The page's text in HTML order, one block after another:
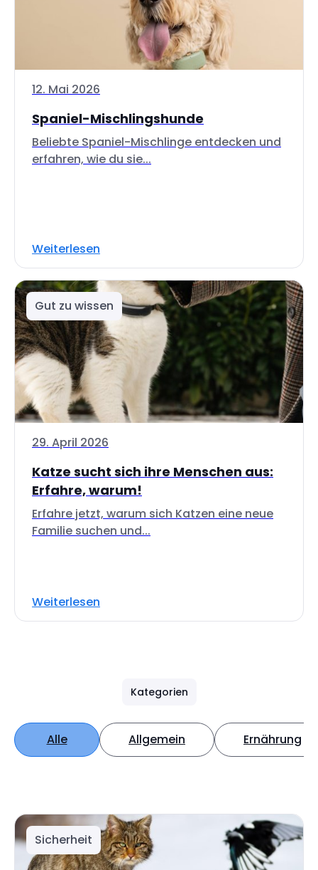
12. Mai 2026
Spaniel-Mischlingshunde
Beliebte Spaniel-Mischlinge entdecken und
erfahren, wie du sie...
Weiterlesen
Gut zu wissen
29. April 2026
Katze sucht sich ihre Menschen aus:
Erfahre, warum!
Erfahre jetzt, warum sich Katzen eine neue
Familie suchen und...
Weiterlesen
Kategorien
Alle Allgemein Ernährung
Sicherheit